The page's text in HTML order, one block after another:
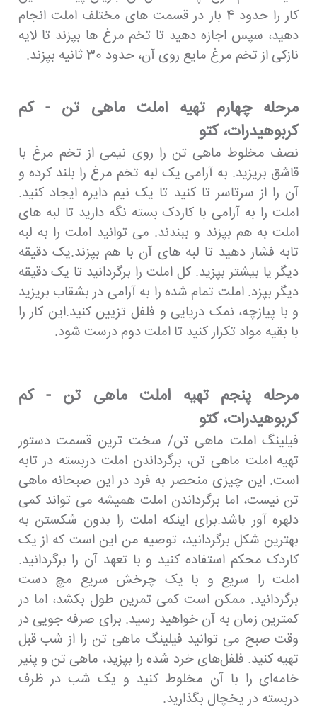
کار را حدود 4 بار در قسمت های مختلف املت انجام
دهید، سپس اجازه دهید تا تخم مرغ ها بپزند تا لایه
نازکی از تخم مرغ مایع روی آن، حدود 30 ثانیه بپزند.
مرحله چهارم تهیه املت ماهی تن - کم
کربوهیدرات، کتو
نصف مخلوط ماهی تن را روی نیمی از تخم مرغ با
قاشق بریزید. به آرامی یک لبه تخم مرغ را بلند کرده و
آن را از سرتاسر تا کنید تا یک نیم دایره ایجاد کنید.
املت را به آرامی با کاردک بسته نگه دارید تا لبه های
املت به هم بپزند و ببندند. می توانید املت را به لبه
تابه فشار دهید تا لبه های آن با هم بپزند.یک دقیقه
دیگر یا بیشتر بپزید. کل املت را برگردانید تا یک دقیقه
دیگر بپزد. املت تمام شده را به آرامی در بشقاب بریزید
و با پیازچه، نمک دریایی و فلفل تزیین کنید.این کار را
با بقیه مواد تکرار کنید تا املت دوم درست شود.
مرحله پنجم تهیه املت ماهی تن - کم
کربوهیدرات، کتو
فیلینگ املت ماهی تن/ سخت ترین قسمت دستور
تهیه املت ماهی تن، برگرداندن املت دربسته در تابه
است. این چیزی منحصر به فرد در این صبحانه ماهی
تن نیست، اما برگرداندن املت همیشه می تواند کمی
دلهره آور باشد.برای اینکه املت را بدون شکستن به
بهترین شکل برگردانید، توصیه من این است که از یک
کاردک محکم استفاده کنید و با تعهد آن را برگردانید.
املت را سریع و با یک چرخش سریع مچ دست
برگردانید. ممکن است کمی تمرین طول بکشد، اما در
کمترین زمان به آن خواهید رسید. برای صرفه جویی در
وقت صبح می توانید فیلینگ ماهی تن را از شب قبل
تهیه کنید. فلفل‌های خرد شده را بپزید، ماهی تن و پنیر
خامه‌ای را با آن مخلوط کنید و یک شب در ظرف
دربسته در یخچال بگذارید.